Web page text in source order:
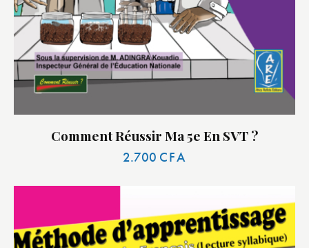
Comment Réussir Ma 5e En SVT ?
2.700 CFA